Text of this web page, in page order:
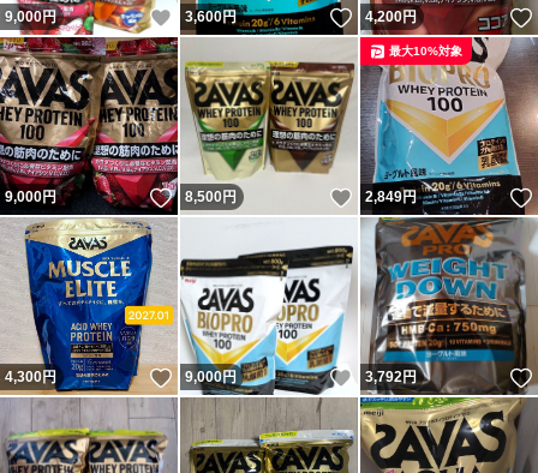
9,000円 いいね！
3,600円 いいね！
4,200円
9,000円 いいね！
8,500円 いいね！
2,849円
最大10%対象
4,300円 いいね！
9,000円 いいね！
3,792円